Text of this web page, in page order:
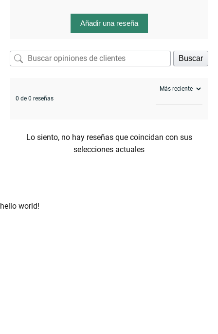
Añadir una reseña
Buscar
0 de 0 reseñas
Lo siento, no hay reseñas que coincidan con sus
selecciones actuales
hello world!